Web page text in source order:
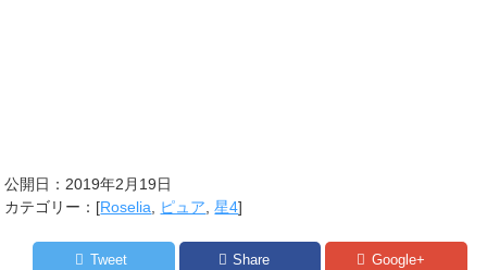
公開日： 2019年2月19日
カテゴリー：[Roselia ピュア ,星4]
Tweet Share Google+